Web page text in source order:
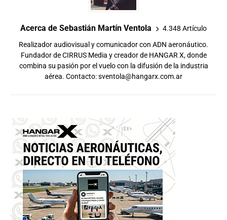
Acerca de Sebastián Martín Ventola 4.348 Artículo
Realizador audiovisual y comunicador con ADN aeronáutico.
Fundador de CIRRUS Media y creador de HANGAR X, donde
combina su pasión por el vuelo con la difusión de la industria
aérea. Contacto:sventola@hangarx.com.ar